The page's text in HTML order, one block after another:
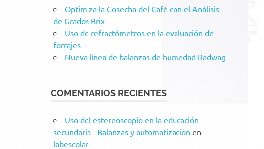
Optimiza la Cosecha del Café con el Análisis
de Grados Brix
Uso de refractómetros en la evaluación de
forrajes
Nueva línea de balanzas de humedad Radwag
COMENTARIOS RECIENTES
Uso del estereoscopio en la educación
secundaria - Balanzas y automatizacion en
labescolar